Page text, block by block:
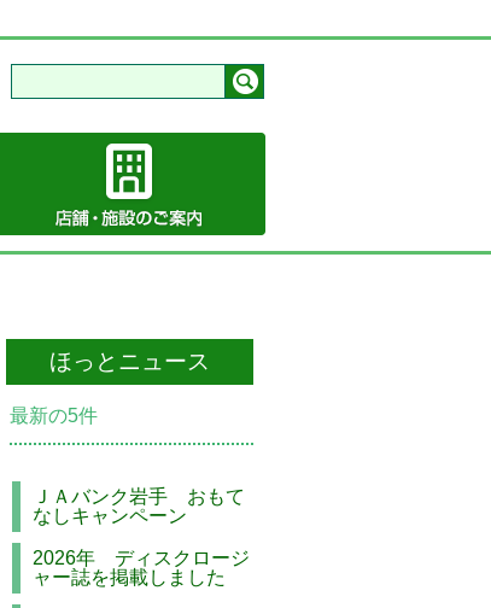
ほっとニュース
最新の5件
ＪＡバンク岩手 おもて
なしキャンペーン
2026年 ディスクロージ
ャー誌を掲載しました